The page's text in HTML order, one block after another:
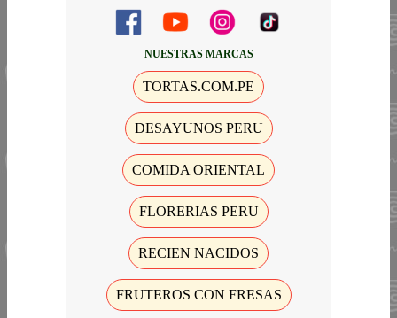
NUESTRAS MARCAS
TORTAS.COM.PE
DESAYUNOS PERU
COMIDA ORIENTAL
FLORERIAS PERU
RECIEN NACIDOS
FRUTEROS CON FRESAS